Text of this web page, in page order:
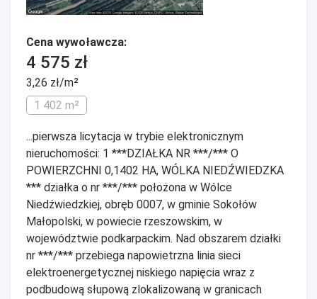
Cena wywoławcza:
4 575 zł
3,26 zł/m²
1 402 m²
...pierwsza licytacja w trybie elektronicznym
nieruchomości: 1 ***DZIAŁKA NR ***/*** O
POWIERZCHNI 0,1402 HA, WÓLKA NIEDŹWIEDZKA
*** działka o nr ***/*** położona w Wólce
Niedźwiedzkiej, obręb 0007, w gminie Sokołów
Małopolski, w powiecie rzeszowskim, w
województwie podkarpackim. Nad obszarem działki
nr ***/*** przebiega napowietrzna linia sieci
elektroenergetycznej niskiego napięcia wraz z
podbudową słupową zlokalizowaną w granicach